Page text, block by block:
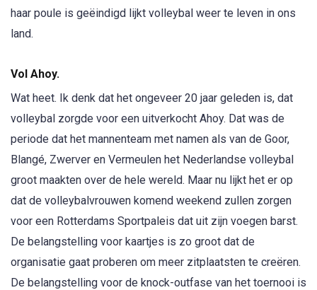
haar poule is geëindigd lijkt volleybal weer te leven in ons
land.
Vol Ahoy.
Wat heet. Ik denk dat het ongeveer 20 jaar geleden is, dat
volleybal zorgde voor een uitverkocht Ahoy. Dat was de
periode dat het mannenteam met namen als van de Goor,
Blangé, Zwerver en Vermeulen het Nederlandse volleybal
groot maakten over de hele wereld. Maar nu lijkt het er op
dat de volleybalvrouwen komend weekend zullen zorgen
voor een Rotterdams Sportpaleis dat uit zijn voegen barst.
De belangstelling voor kaartjes is zo groot dat de
organisatie gaat proberen om meer zitplaatsten te creëren.
De belangstelling voor de knock-outfase van het toernooi is